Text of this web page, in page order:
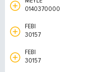
0140370000
FEBI
30157
FEBI
30157